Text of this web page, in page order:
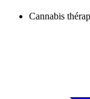
Cannabis